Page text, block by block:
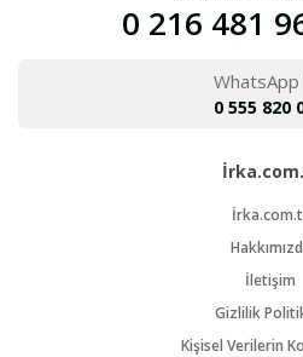
0 216 481
0 555 820
İletişim
Gizlilik
Kişisel Verilerin